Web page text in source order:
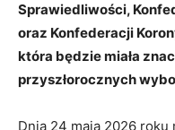
Sprawiedliwości,
oraz Konfederacji
która będzie miała
przyszłorocznych
Dnia 24 maja 2026 roku